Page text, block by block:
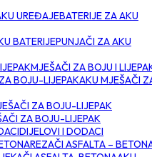
BATERIJE ZA AKU
PUNJAČI ZA AKU
MJEŠAČI ZA BOJU I
AKU MJEŠAČI
ZA BOJU-LIJEPAK
DIJELOVI I DODACI
REZAČI ASFALTA –